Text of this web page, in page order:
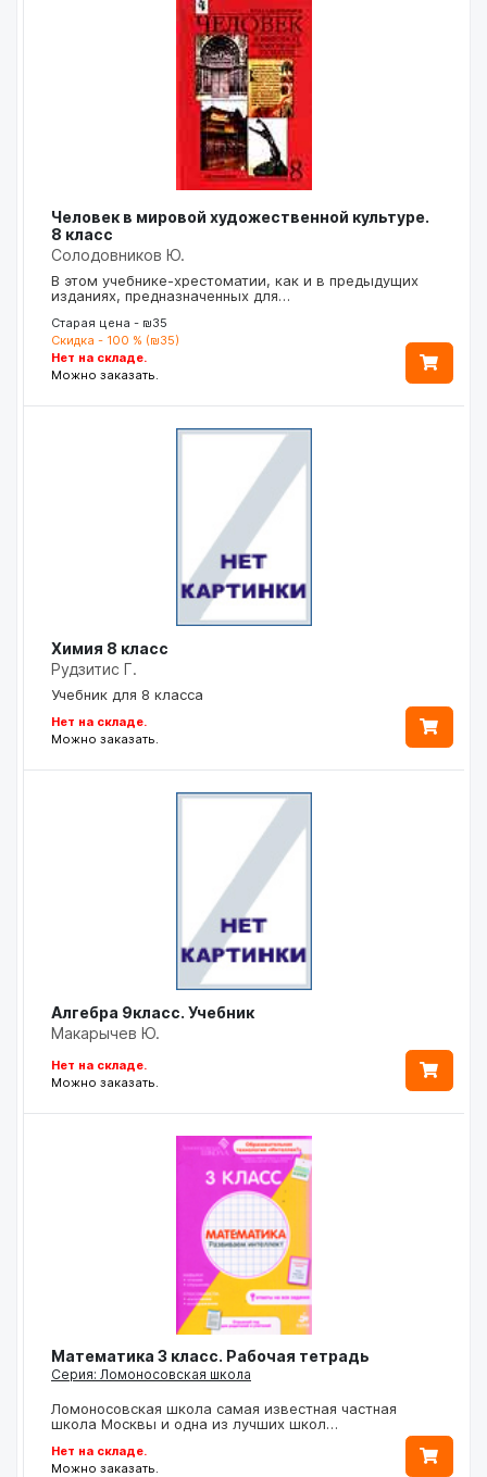
Человек в мировой художественной культуре.
8 класс
Солодовников Ю.
В этом учебнике-хрестоматии, как и в предыдущих
изданиях, предназначенных для…
Старая цена - ₪35
Скидка - 100 % (₪35)
Нет на складе.
Можно заказать.
Химия 8 класс
Рудзитис Г.
Учебник для 8 класса
Нет на складе.
Можно заказать.
Алгебра 9класс. Учебник
Макарычев Ю.
Нет на складе.
Можно заказать.
Математика 3 класс. Рабочая тетрадь
Серия: Ломоносовская школа
Ломоносовская школа самая известная частная
школа Москвы и одна из лучших школ…
Нет на складе.
Можно заказать.